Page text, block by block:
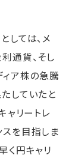
しては、メ
通貨、そし
ア株の急騰
していたと
ャリートレ
を目指しま
く円キャリ